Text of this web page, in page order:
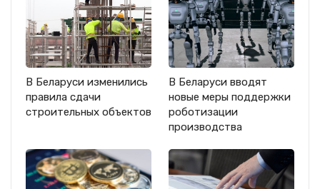
В Беларуси изменились
правила сдачи
строительных объектов
В Беларуси вводят
новые меры поддержки
роботизации
производства